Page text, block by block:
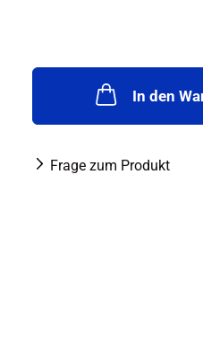
In den
Frage zum Produkt